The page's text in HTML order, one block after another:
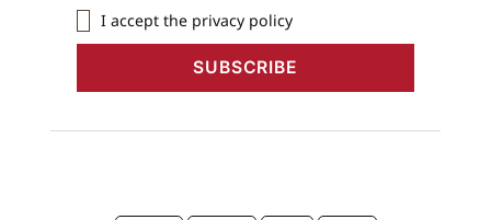
I accept the privacy policy